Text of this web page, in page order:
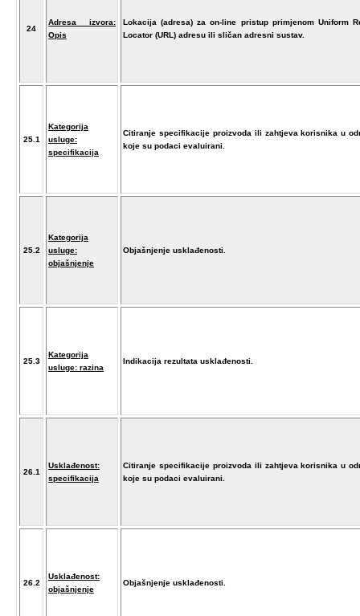
24
Adresa izvora:
Opis
Lokacija (adresa) za on-line pristup primjenom Uniform
Locator (URL) adresu ili sličan adresni sustav.
25.1
Kategorija
usluge:
specifikacija
Citiranje specifikacije proizvoda ili zahtjeva korisnika u
koje su podaci evaluirani.
25.2
Kategorija
usluge:
objašnjenje
Objašnjenje usklađenosti.
25.3
Kategorija
usluge: razina
Indikacija rezultata usklađenosti.
26.1
Usklađenost:
specifikacija
Citiranje specifikacije proizvoda ili zahtjeva korisnika u
koje su podaci evaluirani.
26.2
Usklađenost:
objašnjenje
Objašnjenje usklađenosti.